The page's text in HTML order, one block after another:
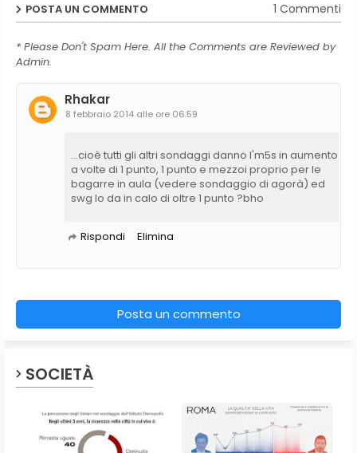
POSTA UN COMMENTO 1 Commenti
* Please Don't Spam Here. All the Comments are Reviewed by
Admin.
Rhakar
8 febbraio 2014 alle ore 06:59
...cioè tutti gli altri sondaggi danno l'm5s in aumento
a volte di 1 punto, 1 punto e mezzoi proprio per le
bagarre in aula (vedere sondaggio di agorà) ed
swg lo da in calo di oltre 1 punto ?bho
Rispondi Elimina
Posta un commento
SOCIETÀ